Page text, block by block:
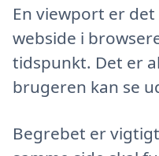
En viewport er
webside i
tidspunkt. Det er
brugeren kan se
Begrebet er